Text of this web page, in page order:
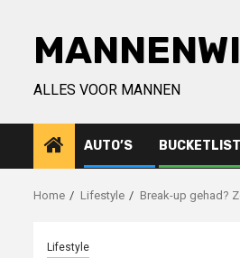
ALLES VOOR MANNEN
AUTO’S BUCKETLIST
Home Lifestyle Break-up gehad?
Lifestyle